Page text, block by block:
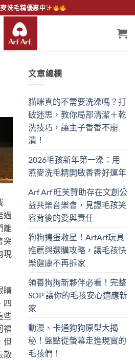
洗毛精優惠中
過
離
突
現
睛
四
些
福
但
散
文章總欄
貓咪真的不需要洗澡嗎？打
破迷思，教你局部清潔＋乾
洗技巧，讓主子香香不崩
潰！
2026毛孩新年第一澡：用
燕麥洗毛精開啟香香好運年
Arf Arf 旺芙贊助存在文創公
益共樂音樂會，見證毛孩笑
容背後的愛與責任
狗狗搗蛋救星！ArfArf玩具
推薦與選購攻略，讓毛孩快
樂健康不再拆家
領養狗狗新夥伴必看！完整
SOP 讓你的毛孩安心適應新
家
動漫、卡通狗狗原型大揭
秘！盤點從螢幕走進現實的
毛孩們！